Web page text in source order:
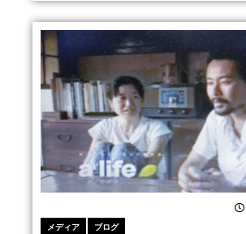
メディア ブログ